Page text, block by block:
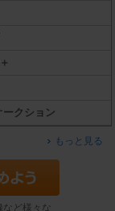
ークション
もっと見る
など様々な